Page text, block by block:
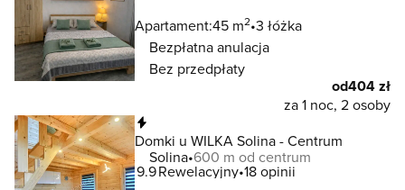
Apartament:45 m2 3 łóżka
Bezpłatna anulacja
Bez przedpłaty
od404 zł
za 1 noc, 2 osoby
Domki u WILKA Solina - Centrum
Solina 600 m od centrum
9.9Rewelacyjny 18 opinii